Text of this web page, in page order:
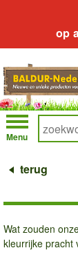
op
Menu
terug
Wat zouden
kleurrijke pracht